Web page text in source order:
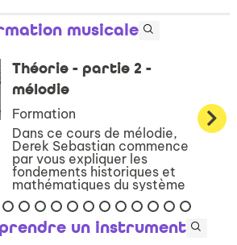
musicale
Théorie - partie 2 -
mélodie
Formation
Dans ce cours de mélodie,
Derek Sebastian commence
par vous expliquer les
fondements historiques et
mathématiques du système
mélodique occidental. Il vous
présente ensuite l’ensemble
des systèmes conventionnels
de notation existan...
un instrument